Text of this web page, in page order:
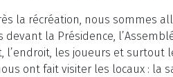
la récréation, nous sommes
devant la Présidence,
les joueurs et surtout le
ont fait visiter les locaux :